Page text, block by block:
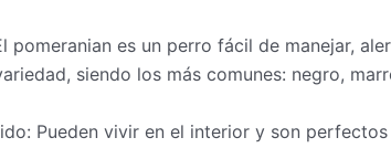
pomeranian es un perro fácil de manejar,
siendo los más comunes: negro,
Pueden vivir en el interior y son